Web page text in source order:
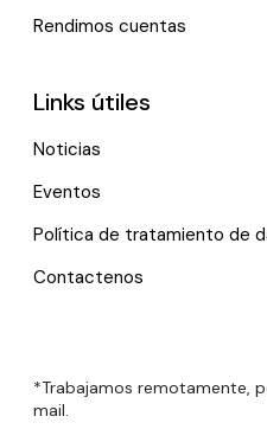
Rendimos cuentas
Links útiles
Noticias
Eventos
Política de tratamiento de
Contactenos
*Trabajamos remotamente,
mail.